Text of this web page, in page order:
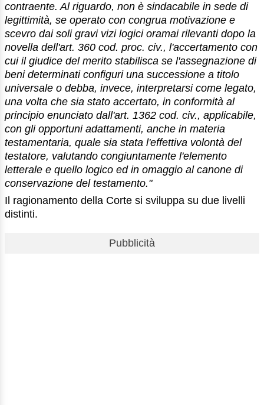
contraente. Al riguardo, non è sindacabile in sede di
legittimità, se operato con congrua motivazione e
scevro dai soli gravi vizi logici oramai rilevanti dopo la
novella dell'art. 360 cod. proc. civ., l'accertamento con
cui il giudice del merito stabilisca se l'assegnazione di
beni determinati configuri una successione a titolo
universale o debba, invece, interpretarsi come legato,
una volta che sia stato accertato, in conformità al
principio enunciato dall'art. 1362 cod. civ., applicabile,
con gli opportuni adattamenti, anche in materia
testamentaria, quale sia stata l'effettiva volontà del
testatore, valutando congiuntamente l'elemento
letterale e quello logico ed in omaggio al canone di
conservazione del testamento."
Il ragionamento della Corte si sviluppa su due livelli
distinti.
Pubblicità